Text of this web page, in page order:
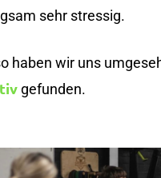
sehr stressig.
haben wir uns
gefunden.